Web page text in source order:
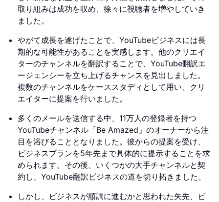
取り組みは成功を収め、徐々に視聴者を増やしていき
ました。
やがて成長を遂げたことで、YouTubeビジネスには長
期的な可能性があることを実感します。他のクリエイ
ターのチャンネルを翻訳することで、YouTube翻訳エ
ージェンシーを立ち上げるチャンスを見出しました。
複数のチャンネルをケーススタディとして用い、クリ
エイターに提案を行いました。
多くのメールを送信する中、11万人の登録者を持つ
YouTubeチャンネル「Be Amazed」のオーナーから注
目を浴びることとなりました。彼からの提案を受け、
ビジネスプランを5年先まで具体的に提示することを求
められます。その後、いくつかの大手チャンネルと契
約し、YouTube翻訳ビジネスの道を切り拓きました。
しかし、ビジネスが順調に進むかと思われた矢先、ビ